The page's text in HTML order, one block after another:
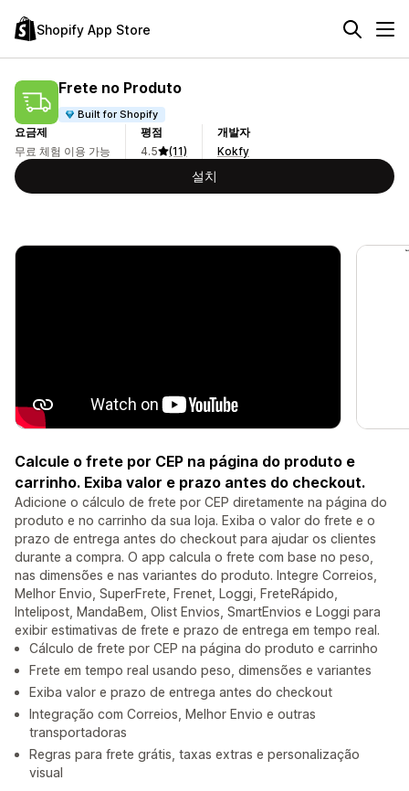
Shopify App Store
Frete no Produto
Built for Shopify
요금제
무료 체험 이용 가능
평점
4.5
(11)
개발자
Kokfy
설치
Calcule o frete por CEP na página do produto e
carrinho. Exiba valor e prazo antes do checkout.
Adicione o cálculo de frete por CEP diretamente na página do
produto e no carrinho da sua loja. Exiba o valor do frete e o
prazo de entrega antes do checkout para ajudar os clientes
durante a compra. O app calcula o frete com base no peso,
nas dimensões e nas variantes do produto. Integre Correios,
Melhor Envio, SuperFrete, Frenet, Loggi, FreteRápido,
Intelipost, MandaBem, Olist Envios, SmartEnvios e Loggi para
exibir estimativas de frete e prazo de entrega em tempo real.
Cálculo de frete por CEP na página do produto e carrinho
Frete em tempo real usando peso, dimensões e variantes
Exiba valor e prazo de entrega antes do checkout
Integração com Correios, Melhor Envio e outras
transportadoras
Regras para frete grátis, taxas extras e personalização
visual